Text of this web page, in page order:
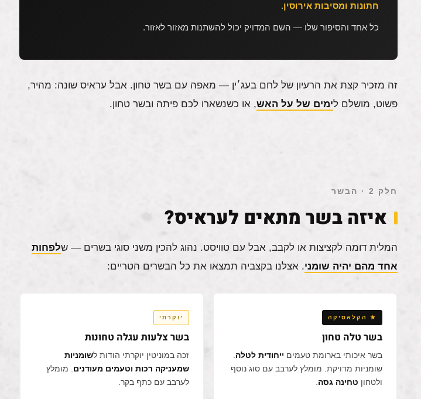
חתונות ומסיבות אירוסין.
כל אחד והסיפור שלו — השם המדויק יכול להשתנות מאזור לאזור.
זה מזכיר קצת את הרעיון של לחם בעג׳ין — מאפה עם בשר טחון. אבל עראיס שונה: מהיר,
פשוט, מושלם לימים של על האש, או כשנשארו לכם פיתה ובשר טחון.
חלק 2 · הבשר
איזה בשר מתאים לעראיס?
המלית דומה לקציצות או לקבב, אבל עם טוויסט. נהוג להכין משני סוגי בשרים — שלפחות
אחד מהם יהיה שומני. אצלנו בקצביה תמצאו את כל הבשרים הטריים:
★ הקלאסיקה
בשר טלה טחון
בשר איכותי בארומת טעמים ייחודית לטלה.
שומניות מדויקת. מומלץ לערבב עם סוג נוסף
ולטחון טחינה גסה.
יוקרתי
בשר צלעות עגלה טחונות
זכה במוניטין יוקרתי הודות לשומניות
שמעניקה רכות וטעמים מעודנים. מומלץ
לערבב עם כתף בקר.